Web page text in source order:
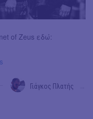
of Zeus εδώ:
Γιάγκος Πλατής